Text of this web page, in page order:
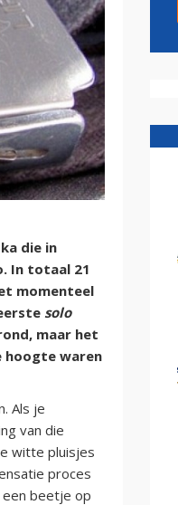
die in
In totaal 21
momenteel
solo
maar het
hoogte waren
Als je
van die
witte pluisjes
proces
een beetje op